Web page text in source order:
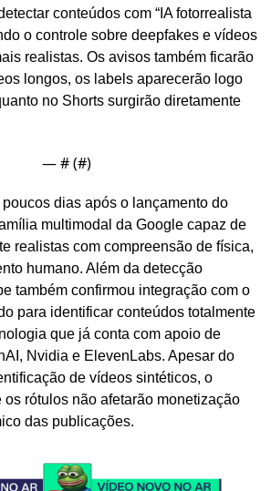
conteúdos com “IA fotorrealista
o controle sobre deepfakes e vídeos
realistas. Os avisos também ficarão
longos, os labels aparecerão logo
no Shorts surgirão diretamente
— # (#)
multimodal da Google capaz de
realistas com compreensão de física,
humano. Além da detecção
também confirmou integração com o
para identificar conteúdos totalmente
que já conta com apoio de
Nvidia e ElevenLabs. Apesar do
de vídeos sintéticos, o
os rótulos não afetarão monetização
das publicações.